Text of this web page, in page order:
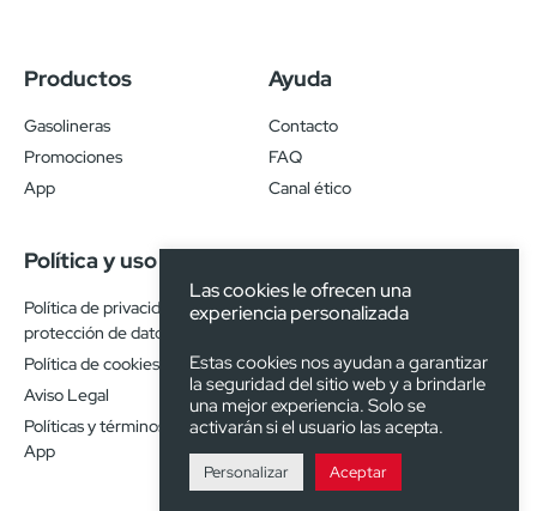
Productos
Gasolineras
Promociones
App
Ayuda
Contacto
FAQ
Canal ético
Política y uso
Política de privacidad y
protección de datos
Política de cookies
Aviso Legal
Políticas y términos de uso de
App
Las cookies le ofrecen una
experiencia personalizada
Estas cookies nos ayudan a garantizar
la seguridad del sitio web y a brindarle
una mejor experiencia. Solo se
activarán si el usuario las acepta.
Personalizar Aceptar